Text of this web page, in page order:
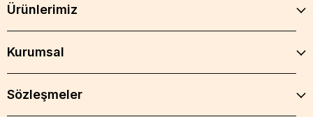
Ürünlerimiz
Kurumsal
Sözleşmeler